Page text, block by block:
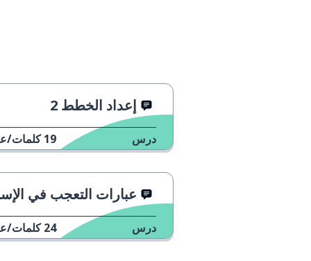
إعداد الخطط 2
درس 19 كلمات/
عبارات التعجب في الإسبانية - وماذا
درس 24 كلمات/